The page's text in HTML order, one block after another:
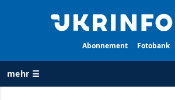
Abonnement Fotobank
mehr ☰